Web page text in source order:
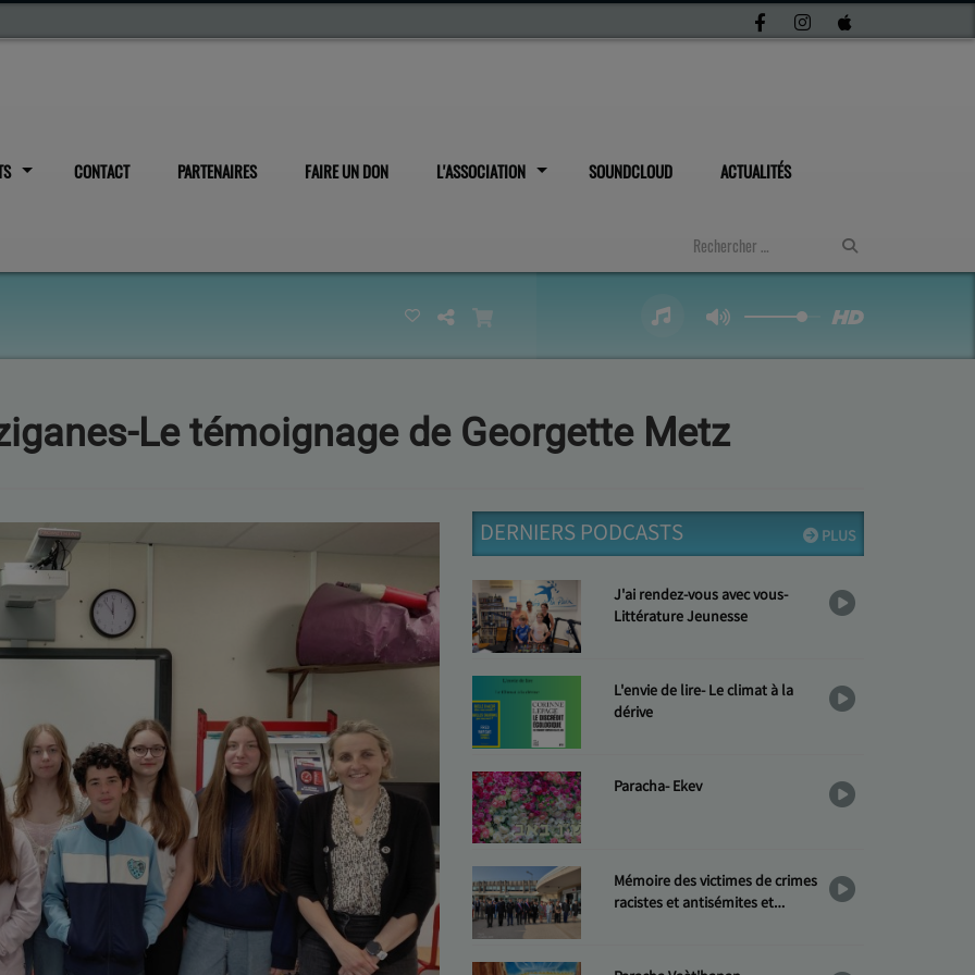
CONTACT PARTENAIRES FAIRE UN DON L'ASSOCIATION SOUNDCLOUD ACTUALITÉS
Le témoignage de Georgette Metz
PLUS
DERNIERS PODCASTS
J'ai rendez-vous avec vous-
Littérature Jeunesse
L'envie de lire- Le climat à la
dérive
Paracha- Ekev
Mémoire des victimes de crimes
racistes et antisémites et